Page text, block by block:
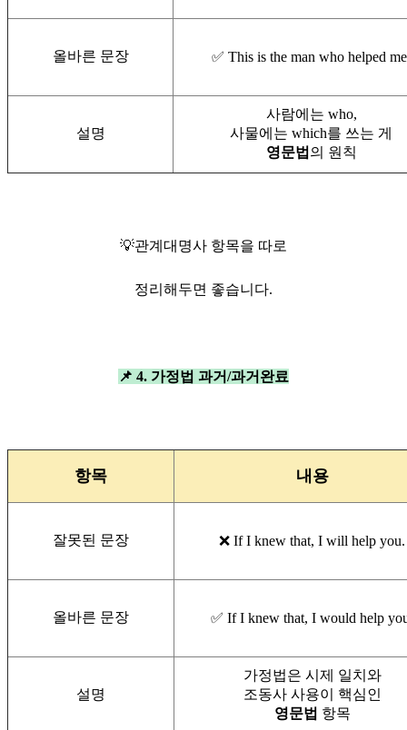
올바른 문장 ✅ This is the man who helped
설명
사람에는 who,
사물에는 which를 쓰는 게
영문법 의 원칙
💡관계대명사 항목을 따로
정리해두면 좋습니다.
📌 4. 가정법 과거/과거완료
항목 내용
잘못된 문장 ❌ If I knew that, I will help you.
올바른 문장 ✅ If I knew that, I would help
설명
가정법은 시제 일치와
조동사 사용이 핵심인
영문법 항목